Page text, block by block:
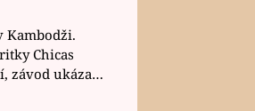
nůž na krku
Kambodži.
Chicas
závod ukázal